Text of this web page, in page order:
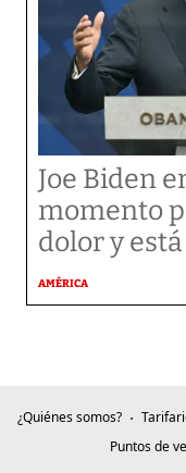
Joe Biden
momento
dolor y
AMÉRICA
¿Quiénes somos?
Puntos de